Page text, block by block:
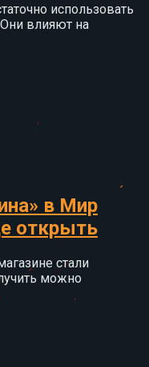
использовать
влияют на
в Мир
открыть
стали
можно